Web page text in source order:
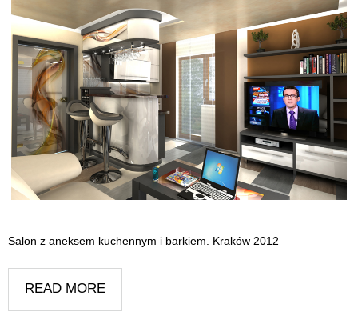
Salon z aneksem kuchennym i barkiem. Kraków 2012
READ MORE